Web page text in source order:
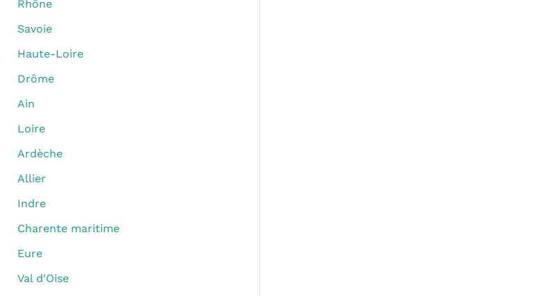
Rhône
Savoie
Haute-Loire
Drôme
Ain
Loire
Ardèche
Allier
Indre
Charente maritime
Eure
Val d'Oise